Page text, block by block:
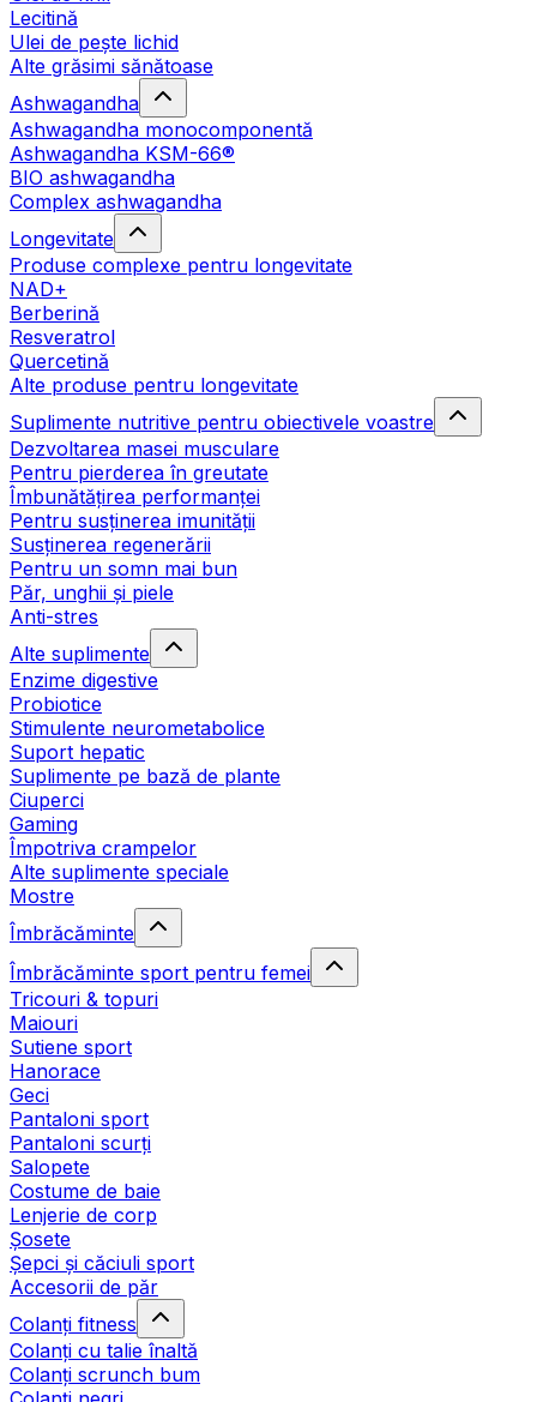
Lecitină
Ulei de pește lichid
Alte grăsimi sănătoase
Ashwagandha
Ashwagandha monocomponentă
Ashwagandha KSM-66®
BIO ashwagandha
Complex ashwagandha
Longevitate
Produse complexe pentru longevitate
NAD+
Berberină
Resveratrol
Quercetină
Alte produse pentru longevitate
Suplimente nutritive pentru obiectivele voastre
Dezvoltarea masei musculare
Pentru pierderea în greutate
Îmbunătățirea performanței
Pentru susținerea imunității
Susținerea regenerării
Pentru un somn mai bun
Păr, unghii și piele
Anti-stres
Alte suplimente
Enzime digestive
Probiotice
Stimulente neurometabolice
Suport hepatic
Suplimente pe bază de plante
Ciuperci
Gaming
Împotriva crampelor
Alte suplimente speciale
Mostre
Îmbrăcăminte
Îmbrăcăminte sport pentru femei
Tricouri & topuri
Maiouri
Sutiene sport
Hanorace
Geci
Pantaloni sport
Pantaloni scurți
Salopete
Costume de baie
Lenjerie de corp
Șosete
Șepci și căciuli sport
Accesorii de păr
Colanți fitness
Colanți cu talie înaltă
Colanți scrunch bum